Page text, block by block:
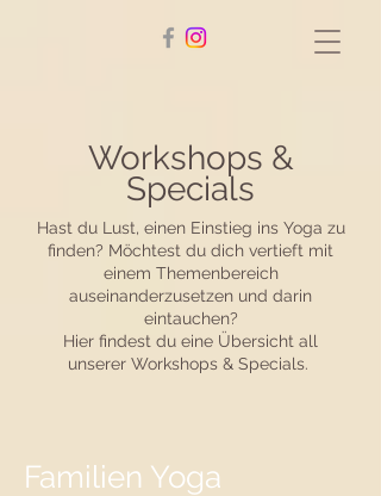
Workshops &
Specials
Hast du Lust, einen Einstieg ins Yoga zu
finden? Möchtest du dich vertieft mit
einem Themenbereich
auseinanderzusetzen und darin
eintauchen?
Hier findest du eine Übersicht all
unserer Workshops & Specials.
Familien Yoga